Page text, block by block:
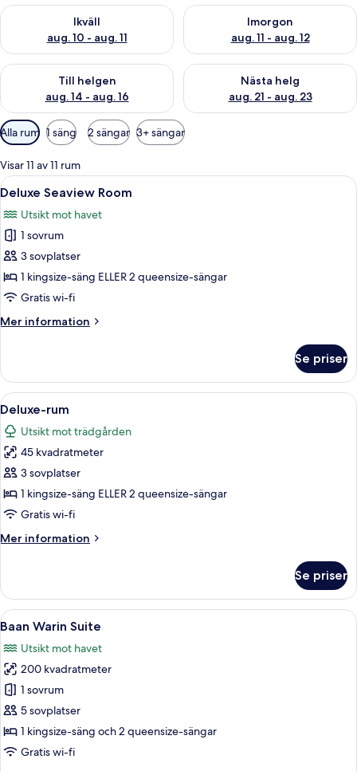
Ikväll
aug. 10 - aug. 11
Kontrollera tillgängligheten för ikväll aug. 10 - aug. 11
Imorgon
aug. 11 - aug. 12
Kontrollera tillgängligheten
Till helgen
aug. 14 - aug. 16
Kontrollera tillgängligheten för den här helgen aug. 14 - aug.
Nästa helg
aug. 21 - aug. 23
Kontrollera tillgängligheten
Tillgängliga
filter
för
rum
Alla rum 1 säng 2 sängar 3+ sängar
Visar 11 av 11 rum
Öppna
alla
foton
för
Deluxe
Seaview
Room
Ett hotellrum med en stor säng, en
6
Deluxe Seaview Room
Utsikt mot havet
1 sovrum
3 sovplatser
1 kingsize-säng ELLER 2 queensize-sängar
Gratis wi-fi
Mer information
Mer
Seaview
Room
Se priser
Öppna
alla
foton
för
Deluxe-
rum
Ett hotellrum med två sängar, en
8
Deluxe-rum
Utsikt mot trädgården
45 kvadratmeter
3 sovplatser
1 kingsize-säng ELLER 2 queensize-sängar
Gratis wi-fi
Mer information
Mer
rum
Se priser
Öppna
alla
foton
för
Baan
Warin
Suite
Ett rymligt sovrum med en stor
7
Baan Warin Suite
Utsikt mot havet
200 kvadratmeter
1 sovrum
5 sovplatser
1 kingsize-säng och 2 queensize-sängar
Gratis wi-fi